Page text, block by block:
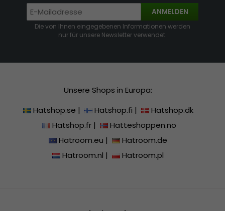
ANMELDEN
Die von Ihnen eingegebenen Informationen werden
nur für unsere Newsletter verwendet.
Unsere Shops in Europa:
Hatshop.se | Hatshop.fi |
Hatshop.dk
Hatshop.fr|
Hatteshoppen.no
Hatroom.eu |
Hatroom.de
Hatroom.nl | Hatroom.pl